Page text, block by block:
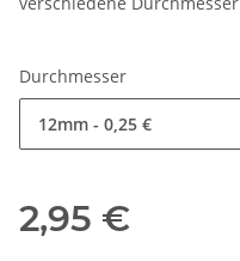
Durchmesser
12mm - 0,25 €
2,95 €